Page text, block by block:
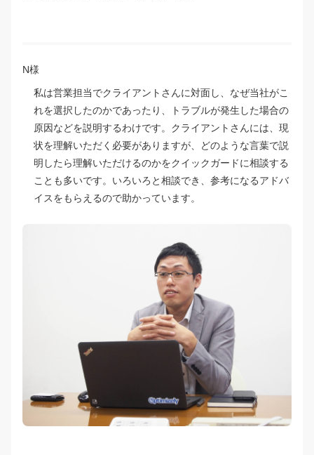
N様
私は営業担当でクライアントさんに対面し、なぜ当社がこ
れを選択したのかであったり、トラブルが発生した場合の
原因などを説明するわけです。クライアントさんには、現
状を理解いただく必要がありますが、どのような言葉で説
明したら理解いただけるのかをクイックガードに相談する
ことも多いです。いろいろと相談でき、参考になるアドバ
イスをもらえるので助かっています。